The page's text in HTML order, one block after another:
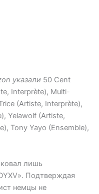
указали 50 Cent
Interprète), Multi-
(Artiste, Interprète),
Yelawolf (Artiste,
Tony Yayo (Ensemble),
лишь
Подтверждая
немцы не